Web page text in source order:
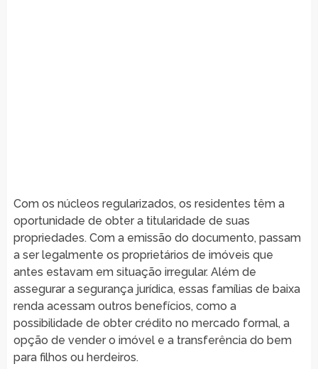
Com os núcleos regularizados, os residentes têm a
oportunidade de obter a titularidade de suas
propriedades. Com a emissão do documento, passam
a ser legalmente os proprietários de imóveis que
antes estavam em situação irregular. Além de
assegurar a segurança jurídica, essas famílias de baixa
renda acessam outros benefícios, como a
possibilidade de obter crédito no mercado formal, a
opção de vender o imóvel e a transferência do bem
para filhos ou herdeiros.